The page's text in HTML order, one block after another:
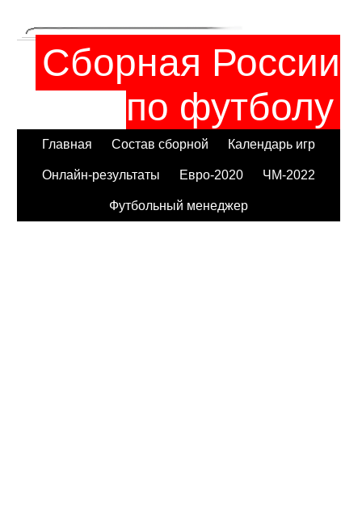
Сборная России
по футболу
Главная Состав сборной Календарь игр
Онлайн-результаты Евро-2020 ЧМ-2022
Футбольный менеджер